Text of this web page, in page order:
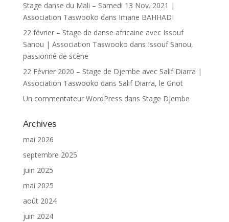
Stage danse du Mali – Samedi 13 Nov. 2021 |
Association Taswooko dans Imane BAHHADI
22 février – Stage de danse africaine avec Issouf
Sanou | Association Taswooko dans Issouf Sanou,
passionné de scène
22 Février 2020 – Stage de Djembe avec Salif Diarra |
Association Taswooko dans Salif Diarra, le Griot
Un commentateur WordPress dans Stage Djembe
Archives
mai 2026
septembre 2025
juin 2025
mai 2025
août 2024
juin 2024